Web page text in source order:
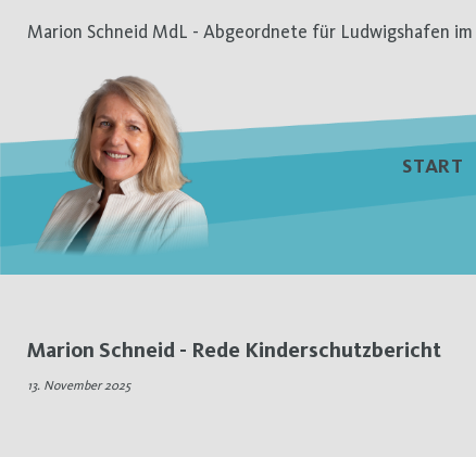
Inhalt
Marion Schneid MdL - Abgeordnete für Ludwigshafen
START
Tag:
13.
Marion Schneid - Rede Kinderschutzbericht
13. November 2025